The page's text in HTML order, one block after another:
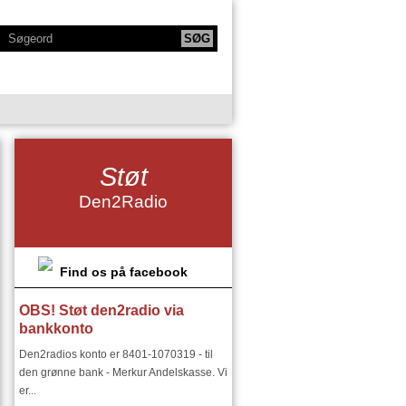
NY SERIE - BODYTALK
NY SERIE OM HAFNIA
KLANGKAMMERET
DEN2RADIO - SNART 18 ÅR
I ØSTEUROPA I 1900 TALLET
Støt
Den2Radio
Find os på facebook
OBS! Støt den2radio via
bankkonto
Den2radios konto er 8401-1070319 - til
den grønne bank - Merkur Andelskasse. Vi
er...